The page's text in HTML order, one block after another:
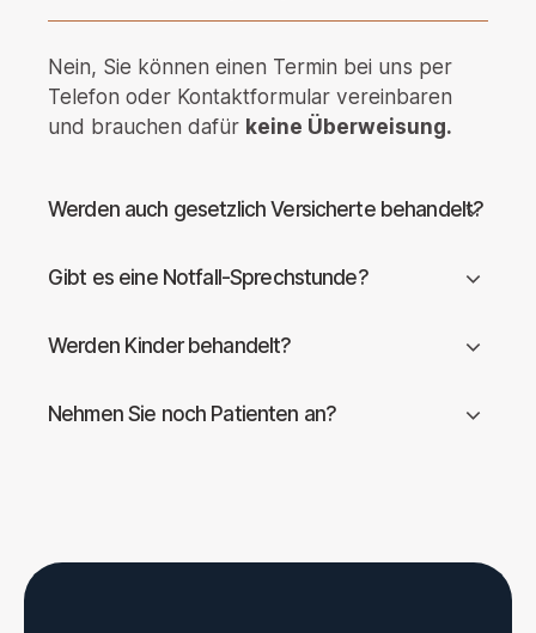
Nein, Sie können einen Termin bei uns per
Telefon oder Kontaktformular vereinbaren
und brauchen dafür keine Überweisung.
Werden auch gesetzlich Versicherte behandelt?
Gibt es eine Notfall-Sprechstunde?
Werden Kinder behandelt?
Nehmen Sie noch Patienten an?